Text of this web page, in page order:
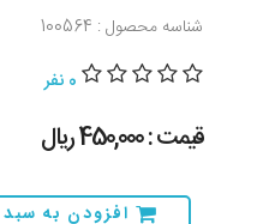
شناسه محصول : 100564
0 نفر
قیمت : 450,000 ريال
افزودن به